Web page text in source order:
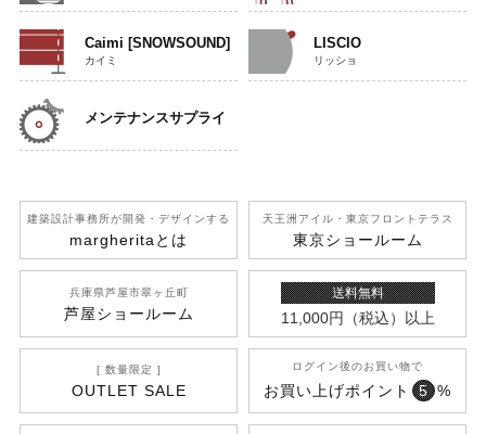
Caimi [SNOWSOUND]
カイミ
LISCIO
リッショ
メンテナンスサプライ
建築設計事務所が開発 ・デザインする
margherita とは
天王洲アイル ・東京フロントテラス
東京ショールーム
兵庫県芦屋市翠ヶ丘町
芦屋ショールーム
送料無料
11,000円 （税込） 以上
[ 数量限定 ]
OUTLET SALE
ログイン後のお買い物で
お買い上げポイント 5 %